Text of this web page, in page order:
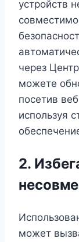
устройств
через
можете
посетив
используя
2.
может